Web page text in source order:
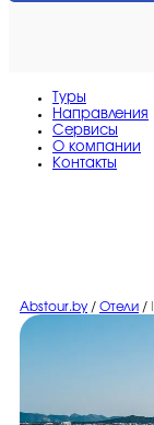
Туры
Направления
Сервисы
O компании
Контакты
Abstour.by / Отели /